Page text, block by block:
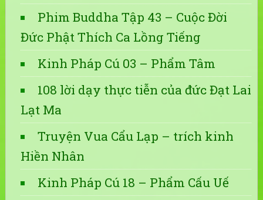
Phim Buddha Tập 43 – Cuộc Đời
Đức Phật Thích Ca Lồng Tiếng
Kinh Pháp Cú 03 – Phẩm Tâm
108 lời dạy thực tiễn của đức Đạt Lai
Lạt Ma
Truyện Vua Cẩu Lạp – trích kinh
Hiền Nhân
Kinh Pháp Cú 18 – Phẩm Cấu Uế